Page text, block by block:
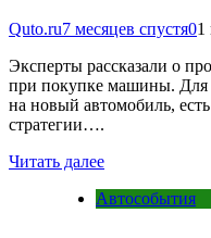
Quto.ru7 месяцев спустя01
Эксперты рассказали о
при покупке машины.
на новый автомобиль,
стратегии….
Читать далее
Автособытия